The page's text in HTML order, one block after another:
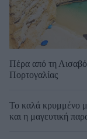
Πέρα από τη
Πορτογαλίας
Το καλά κρυμμένο
και η μαγευτική